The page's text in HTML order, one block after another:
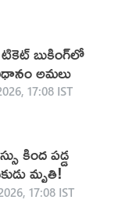
బుకింగ్‌లో
అమలు
17:08 IST
కింద పడ్డ
మృతి!
17:08 IST